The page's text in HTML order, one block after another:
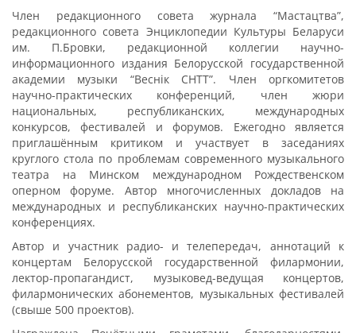
Член редакционного совета журнала “Мастацтва”,
редакционного совета Энциклопедии Культуры Беларуси
им. П.Бровки, редакционной коллегии научно-
информационного издания Белорусской государственной
академии музыки “Веснік СНТТ”. Член оргкомитетов
научно-практических конференций, член жюри
национальных, республиканских, международных
конкурсов, фестивалей и форумов. Ежегодно является
приглашённым критиком и участвует в заседаниях
круглого стола по проблемам современного музыкального
театра на Минском международном Рождественском
оперном форуме. Автор многочисленных докладов на
международных и республиканских научно-практических
конференциях.
Автор и участник радио- и телепередач, аннотаций к
концертам Белорусской государственной филармонии,
лектор-пропагандист, музыковед-ведущая концертов,
филармонических абонементов, музыкальных фестивалей
(свыше 500 проектов).